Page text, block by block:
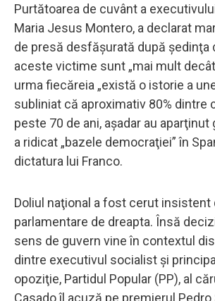
Purtătoarea de cuvânt a
Maria Jesus Montero, a declarat
de presă desfăşurată după şedinţa
aceste victime sunt „mai mult
urma fiecăreia „există o istorie a
subliniat că aproximativ 80% dintre
peste 70 de ani, aşadar au aparţinut
a ridicat „bazele democraţiei” în
dictatura lui Franco.
Doliul naţional a fost cerut insistent
parlamentare de dreapta. Însă
sens de guvern vine în contextul
dintre executivul socialist şi
opoziţie, Partidul Popular (PP), al
Casado îl acuză pe premierul